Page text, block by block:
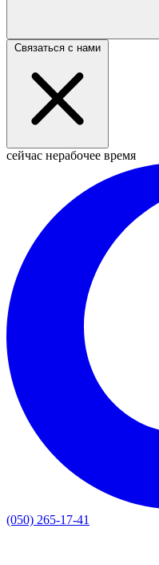
Связаться с нами
сейчас нерабочее время
(050) 265-17-41